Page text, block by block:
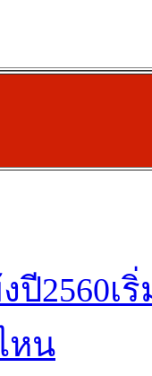
ปี2560เ
หน